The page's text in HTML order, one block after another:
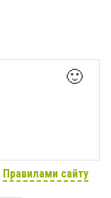
🙂
Правилами сайту